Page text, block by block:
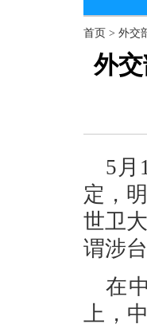
首页 > 外交
外
5月
定，
世卫
谓涉
在
上，